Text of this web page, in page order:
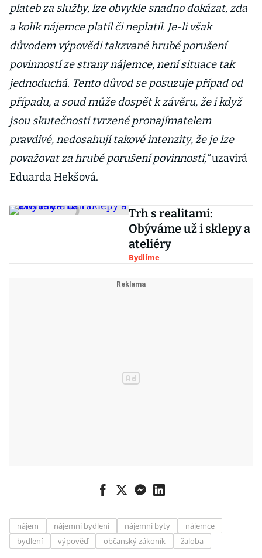
plateb za služby, lze obvykle snadno dokázat, zda
a kolik nájemce platil či neplatil. Je-li však
důvodem výpovědi takzvané hrubé porušení
povinností ze strany nájemce, není situace tak
jednoduchá. Tento důvod se posuzuje případ od
případu, a soud může dospět k závěru, že i když
jsou skutečnosti tvrzené pronajímatelem
pravdivé, nedosahují takové intenzity, že je lze
považovat za hrubé porušení povinností,“uzavírá
Eduarda Hekšová.
Trh s realitami:
Obýváme už i sklepy a
ateliéry
Bydlíme
nájem nájemní bydlení nájemní byty
nájemce
bydlení
výpověď občanský zákoník žaloba